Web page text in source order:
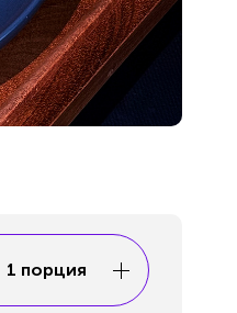
1 порция